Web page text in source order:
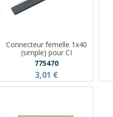
Connecteur femelle 1x40
(simple) pour CI
775470
3,01 €